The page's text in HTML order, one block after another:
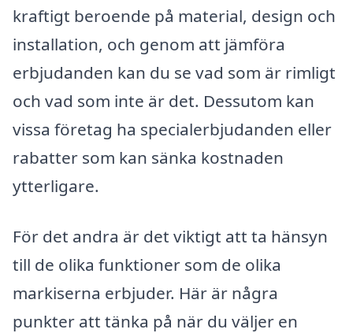
kraftigt beroende på material, design och
installation, och genom att jämföra
erbjudanden kan du se vad som är rimligt
och vad som inte är det. Dessutom kan
vissa företag ha specialerbjudanden eller
rabatter som kan sänka kostnaden
ytterligare.
För det andra är det viktigt att ta hänsyn
till de olika funktioner som de olika
markiserna erbjuder. Här är några
punkter att tänka på när du väljer en